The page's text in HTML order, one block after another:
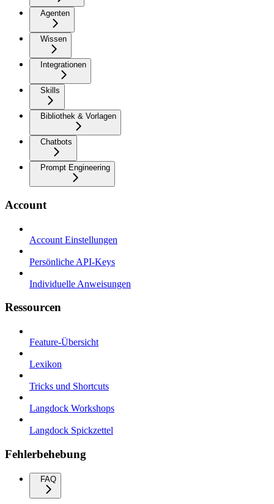
Agenten
Wissen
Integrationen
Skills
Bibliothek & Vorlagen
Chatbots
Prompt Engineering
Account
Account Einstellungen
Persönliche API-Keys
Individuelle Anweisungen
Ressourcen
Feature-Übersicht
Lexikon
Tricks und Shortcuts
Langdock Workshops
Langdock Spickzettel
Fehlerbehebung
FAQ